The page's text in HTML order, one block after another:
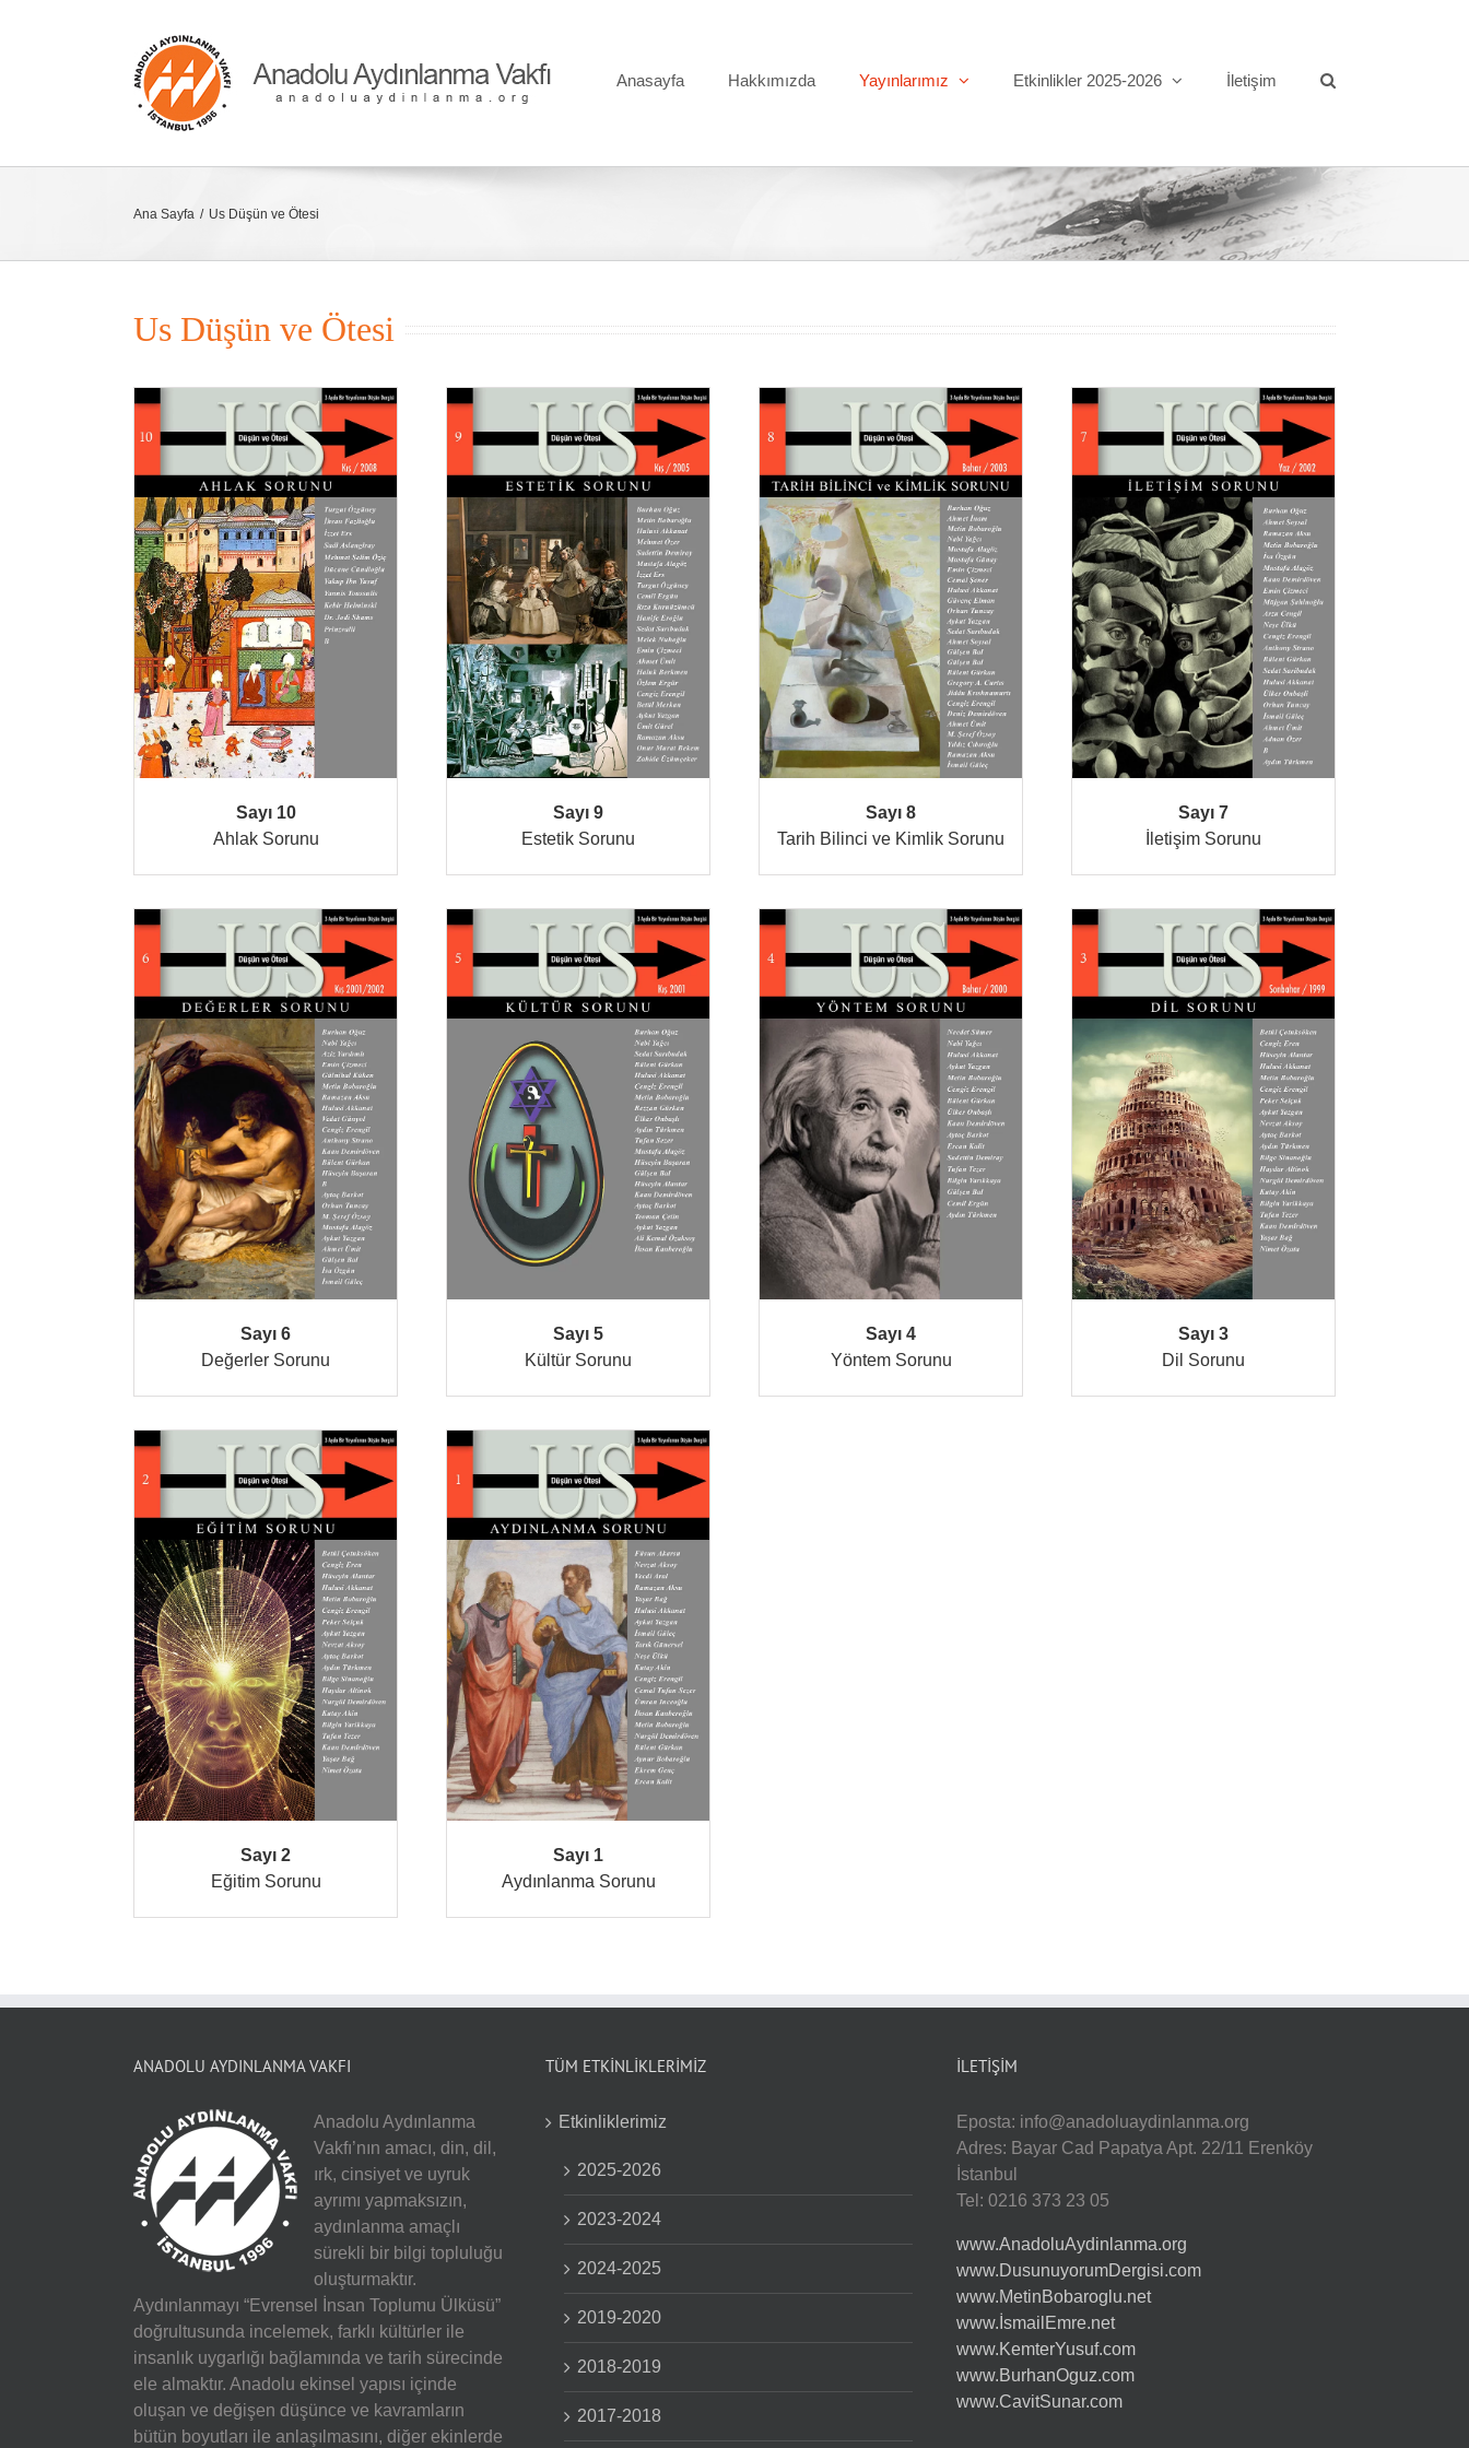
Anasayfa
Hakkımızda Yayınlarımız Etkinlikler 2025-2026 İletişim
Ana Sayfa Us Düşün ve Ötesi
Us Düşün ve Ötesi
Sayı 10
Ahlak Sorunu
Sayı 9
Estetik Sorunu
Sayı 8
Tarih Bilinci ve Kimlik Sorunu
Sayı 7
İletişim Sorunu
Sayı 6
Değerler Sorunu
Sayı 5
Kültür Sorunu
Sayı 4
Yöntem Sorunu
Sayı 3
Dil Sorunu
Sayı 2
Eğitim Sorunu
Sayı 1
Aydınlanma Sorunu
ANADOLU AYDINLANMA VAKFI
Anadolu Aydınlanma
Vakfı’nın amacı, din, dil,
ırk, cinsiyet ve uyruk
ayrımı yapmaksızın,
aydınlanma amaçlı
sürekli bir bilgi topluluğu
oluşturmaktır.
Aydınlanmayı “Evrensel İnsan Toplumu Ülküsü”
doğrultusunda incelemek, farklı kültürler ile
insanlık uygarlığı bağlamında ve tarih sürecinde
ele almaktır. Anadolu ekinsel yapısı içinde
oluşan ve değişen düşünce ve kavramların
bütün boyutları ile anlaşılmasını, diğer ekinlerde
TÜM ETKİNLİKLERİMİZ
Etkinliklerimiz
2025-2026
2023-2024
2024-2025
2019-2020
2018-2019
2017-2018
İLETIŞIM
Eposta: info@anadoluaydinlanma.org
Adres: Bayar Cad Papatya Apt. 22/11 Erenköy
İstanbul
Tel: 0216 373 23 05
www.AnadoluAydinlanma.org
www.DusunuyorumDergisi.com
www.MetinBobaroglu.net
www.İsmailEmre.net
www.KemterYusuf.com
www.BurhanOguz.com
www.CavitSunar.com